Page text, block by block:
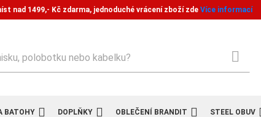
nad 1499,- Kč zdarma, jednoduché vrácení zboží zde Více informací
BATOHY DOPLŇKY OBLEČENÍ BRANDIT STEEL OBUV